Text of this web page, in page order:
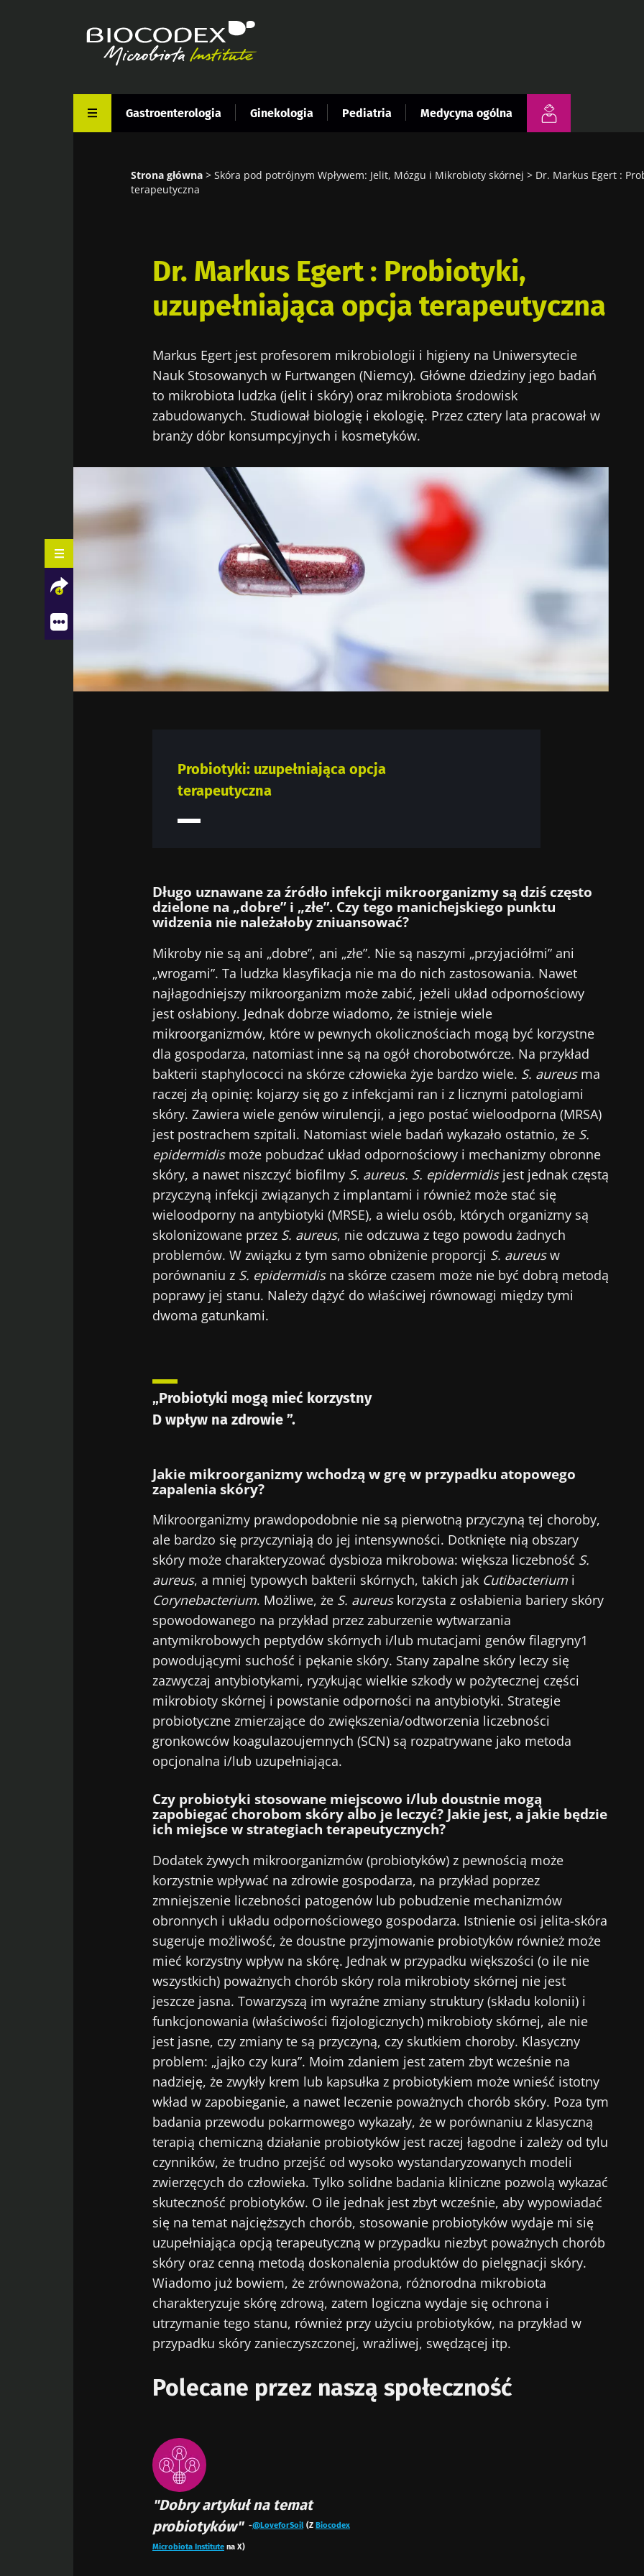
Gastroenterologia Ginekologia Pediatria Medycyna ogólna
Ścieżka
Strona główna Skóra pod potrójnym Wpływem: Jelit, Mózgu i Mikrobioty skórnej
Dr. Markus Egert :
terapeutyczna
Dr. Markus Egert : Probiotyki,
uzupełniająca opcja terapeutyczna
Markus Egert jest profesorem mikrobiologii i higieny na Uniwersytecie
Nauk Stosowanych w Furtwangen (Niemcy). Główne dziedziny jego badań
to mikrobiota ludzka (jelit i skóry) oraz mikrobiota środowisk
zabudowanych. Studiował biologię i ekologię. Przez cztery lata pracował w
branży dóbr konsumpcyjnych i kosmetyków.
Facebook
TwitterLinkedIn
Mail
Polecane przez naszą społeczność
Probiotyki: uzupełniająca opcja
terapeutyczna
Długo uznawane za źródło infekcji mikroorganizmy są dziś często
dzielone na „dobre” i „złe”. Czy tego manichejskiego punktu
widzenia nie należałoby zniuansować?
Mikroby nie są ani „dobre”, ani „złe”. Nie są naszymi „przyjaciółmi” ani
„wrogami”. Ta ludzka klasyfikacja nie ma do nich zastosowania. Nawet
najłagodniejszy mikroorganizm może zabić, jeżeli układ odpornościowy
jest osłabiony. Jednak dobrze wiadomo, że istnieje wiele
mikroorganizmów, które w pewnych okolicznościach mogą być korzystne
dla gospodarza, natomiast inne są na ogół chorobotwórcze. Na przykład
bakterii staphylococci na skórze człowieka żyje bardzo wiele. S. aureusma
raczej złą opinię: kojarzy się go z infekcjami ran i z licznymi patologiami
skóry. Zawiera wiele genów wirulencji, a jego postać wieloodporna (MRSA)
jest postrachem szpitali. Natomiast wiele badań wykazało ostatnio, że S.
epidermidismoże pobudzać układ odpornościowy i mechanizmy obronne
skóry, a nawet niszczyć biofilmy S. aureus. S. epidermidisjest jednak częstą
przyczyną infekcji związanych z implantami i również może stać się
wieloodporny na antybiotyki (MRSE), a wielu osób, których organizmy są
skolonizowane przez S. aureus, nie odczuwa z tego powodu żadnych
problemów. W związku z tym samo obniżenie proporcji S. aureusw
porównaniu z S. epidermidisna skórze czasem może nie być dobrą metodą
poprawy jej stanu. Należy dążyć do właściwej równowagi między tymi
dwoma gatunkami.
„Probiotyki mogą mieć korzystny
D wpływ na zdrowie ”.
Jakie mikroorganizmy wchodzą w grę w przypadku atopowego
zapalenia skóry?
Mikroorganizmy prawdopodobnie nie są pierwotną przyczyną tej choroby,
ale bardzo się przyczyniają do jej intensywności. Dotknięte nią obszary
skóry może charakteryzować dysbioza mikrobowa: większa liczebność S.
aureus, a mniej typowych bakterii skórnych, takich jak Cutibacterium i
Corynebacterium. Możliwe, że S. aureuskorzysta z osłabienia bariery skóry
spowodowanego na przykład przez zaburzenie wytwarzania
antymikrobowych peptydów skórnych i/lub mutacjami genów filagryny1
powodującymi suchość i pękanie skóry. Stany zapalne skóry leczy się
zazwyczaj antybiotykami, ryzykując wielkie szkody w pożytecznej części
mikrobioty skórnej i powstanie odporności na antybiotyki. Strategie
probiotyczne zmierzające do zwiększenia/odtworzenia liczebności
gronkowców koagulazoujemnych (SCN) są rozpatrywane jako metoda
opcjonalna i/lub uzupełniająca.
Czy probiotyki stosowane miejscowo i/lub doustnie mogą
zapobiegać chorobom skóry albo je leczyć? Jakie jest, a jakie będzie
ich miejsce w strategiach terapeutycznych?
Dodatek żywych mikroorganizmów (probiotyków) z pewnością może
korzystnie wpływać na zdrowie gospodarza, na przykład poprzez
zmniejszenie liczebności patogenów lub pobudzenie mechanizmów
obronnych i układu odpornościowego gospodarza. Istnienie osi jelita-skóra
sugeruje możliwość, że doustne przyjmowanie probiotyków również może
mieć korzystny wpływ na skórę. Jednak w przypadku większości (o ile nie
wszystkich) poważnych chorób skóry rola mikrobioty skórnej nie jest
jeszcze jasna. Towarzyszą im wyraźne zmiany struktury (składu kolonii) i
funkcjonowania (właściwości fizjologicznych) mikrobioty skórnej, ale nie
jest jasne, czy zmiany te są przyczyną, czy skutkiem choroby. Klasyczny
problem: „jajko czy kura”. Moim zdaniem jest zatem zbyt wcześnie na
nadzieję, że zwykły krem lub kapsułka z probiotykiem może wnieść istotny
wkład w zapobieganie, a nawet leczenie poważnych chorób skóry. Poza tym
badania przewodu pokarmowego wykazały, że w porównaniu z klasyczną
terapią chemiczną działanie probiotyków jest raczej łagodne i zależy od tylu
czynników, że trudno przejść od wysoko wystandaryzowanych modeli
zwierzęcych do człowieka. Tylko solidne badania kliniczne pozwolą wykazać
skuteczność probiotyków. O ile jednak jest zbyt wcześnie, aby wypowiadać
się na temat najcięższych chorób, stosowanie probiotyków wydaje mi się
uzupełniająca opcją terapeutyczną w przypadku niezbyt poważnych chorób
skóry oraz cenną metodą doskonalenia produktów do pielęgnacji skóry.
Wiadomo już bowiem, że zrównoważona, różnorodna mikrobiota
charakteryzuje skórę zdrową, zatem logiczna wydaje się ochrona i
utrzymanie tego stanu, również przy użyciu probiotyków, na przykład w
przypadku skóry zanieczyszczonej, wrażliwej, swędzącej itp.
Polecane przez naszą społeczność
"Dobry artykuł na temat
probiotyków" -@LoveforSoil (Z Biocodex
Microbiota Institute na X)
Przekierowanie
Zamierzasz przekierować i opuszczać naszą stronę internetową
Zostać przekierowany
Pobyt na stronie internetowej Instytutu Microbiota BioCodex
Bądź na bieżąco
Dołącz do społeczności mikrobioty dla pracowników ochrony
„Microbiota Digest” i „Magazyn dla pracowników służby zdrowia”,
bieżąco z najnowszymi informacjami o mikrobiocie.
Chcę zaprenumerować inne wiadomości z Biocodexu
Zapoznałem się i akceptuję ogólne warunki korzystaniaipolityka
osobowychBiocodex Microbiota Institute.
* Pole obowiązkowe
BMI 20-35
„Microbiota Digest” i „Magazyn dla pracowników służby zdrowia”,
bieżąco z najnowszymi informacjami o mikrobiocie.
Chcę zaprenumerować inne wiadomości z Biocodexu
Zapoznałem się i akceptujęogólne warunki korzystaniaipolityka
osobowychBiocodex Microbiota Institute.
* Pole obowiązkowe
BMI 20-35
Więcej informacji
23/07/2026
Wpływ mikrobioty na
zdrowie
reprodukcyjne
Przeczytaj artykuł
16/07/2026
Wewnętrzna
grubego niezależnym
wskaźnikiem
prognostycznym?
Przeczytaj artykuł